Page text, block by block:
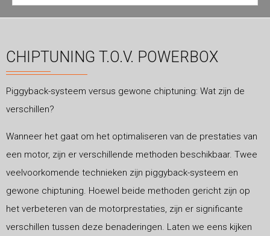
CHIPTUNING T.O.V. POWERBOX
Piggyback-systeem versus gewone chiptuning: Wat zijn de
verschillen?
Wanneer het gaat om het optimaliseren van de prestaties van
een motor, zijn er verschillende methoden beschikbaar. Twee
veelvoorkomende technieken zijn piggyback-systeem en
gewone chiptuning. Hoewel beide methoden gericht zijn op
het verbeteren van de motorprestaties, zijn er significante
verschillen tussen deze benaderingen. Laten we eens kijken